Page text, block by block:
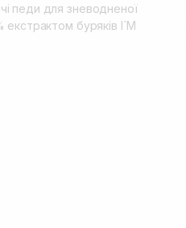
педи для зневодненої
екстрактом буряків I`M